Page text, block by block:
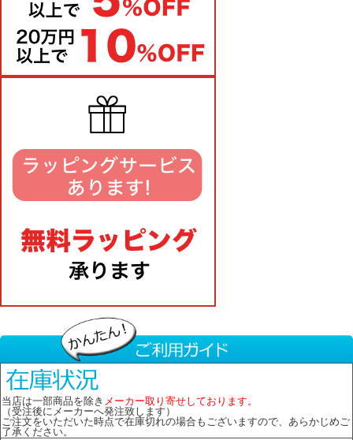
当店は一部商品を除き メーカー取り寄せしております。
（受注後にメーカーへ発注致します）
ご注文をいただいた時点で在庫切れの場合もございますので、あらかじめご
了承ください。